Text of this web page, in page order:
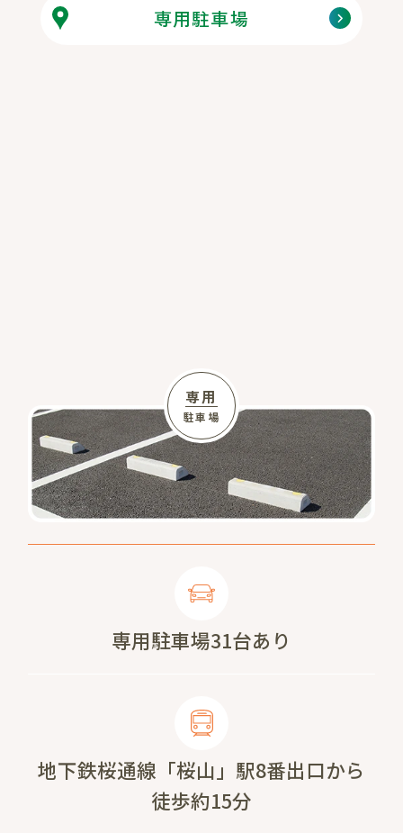
専用駐車場
専用
駐車場
専用駐車場31台あり
地下鉄桜通線「桜山」駅8番出口から
徒歩約15分